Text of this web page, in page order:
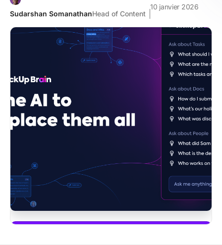
Sudarshan SomanathanHead of Content
10 janvier 2026